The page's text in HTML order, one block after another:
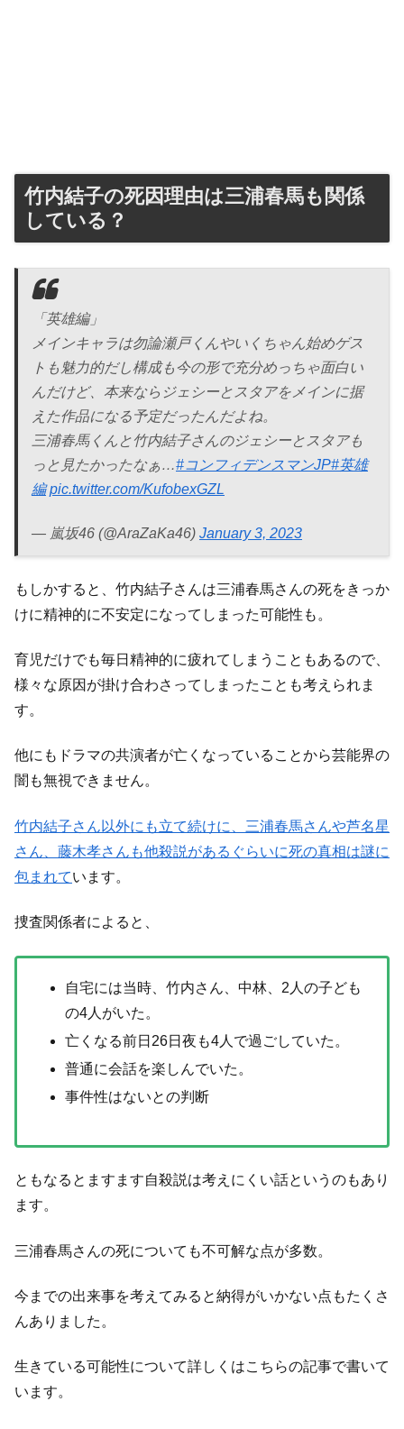
竹内結子の死因理由は三浦春馬も関係
している？
「英雄編」
メインキャラは勿論瀬戸くんやいくちゃん始めゲス
トも魅力的だし構成も今の形で充分めっちゃ面白い
んだけど、本来ならジェシーとスタアをメインに据
えた作品になる予定だったんだよね。
三浦春馬くんと竹内結子さんのジェシーとスタアも
っと見たかったなぁ…#コンフィデンスマンJP#英雄
編 pic.twitter.com/KufobexGZL
— 嵐坂46 (@AraZaKa46) January 3, 2023
もしかすると、竹内結子さんは三浦春馬さんの死をきっか
けに精神的に不安定になってしまった可能性も。
育児だけでも毎日精神的に疲れてしまうこともあるので、
様々な原因が掛け合わさってしまったことも考えられま
す。
他にもドラマの共演者が亡くなっていることから芸能界の
闇も無視できません。
竹内結子さん以外にも立て続けに、三浦春馬さんや芦名星
さん、藤木孝さんも他殺説があるぐらいに死の真相は謎に
包まれています。
捜査関係者によると、
自宅には当時、竹内さん、中林、2人の子ども
の4人がいた。
亡くなる前日26日夜も4人で過ごしていた。
普通に会話を楽しんでいた。
事件性はないとの判断
ともなるとますます自殺説は考えにくい話というのもあり
ます。
三浦春馬さんの死についても不可解な点が多数。
今までの出来事を考えてみると納得がいかない点もたくさ
んありました。
生きている可能性について詳しくはこちらの記事で書いて
います。